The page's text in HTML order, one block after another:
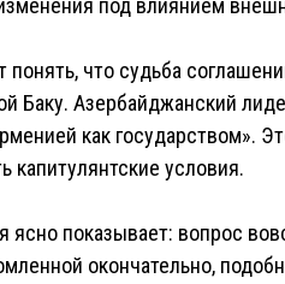
под влиянием
понять, что судьба
Баку. Азербайджанский
как государством».
капитулянтские условия.
ясно показывает: вопрос
окончательно,